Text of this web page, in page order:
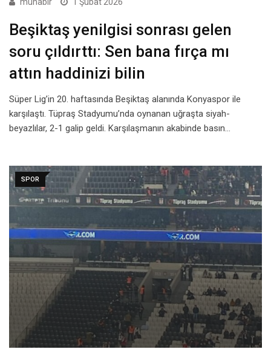
Beşiktaş yenilgisi sonrası gelen
soru çıldırttı: Sen bana fırça mı
attın haddinizi bilin
Süper Lig’in 20. haftasında Beşiktaş alanında Konyaspor ile
karşılaştı. Tüpraş Stadyumu’nda oynanan uğraşta siyah-
beyazlılar, 2-1 galip geldi. Karşılaşmanın akabinde basın…
SPOR